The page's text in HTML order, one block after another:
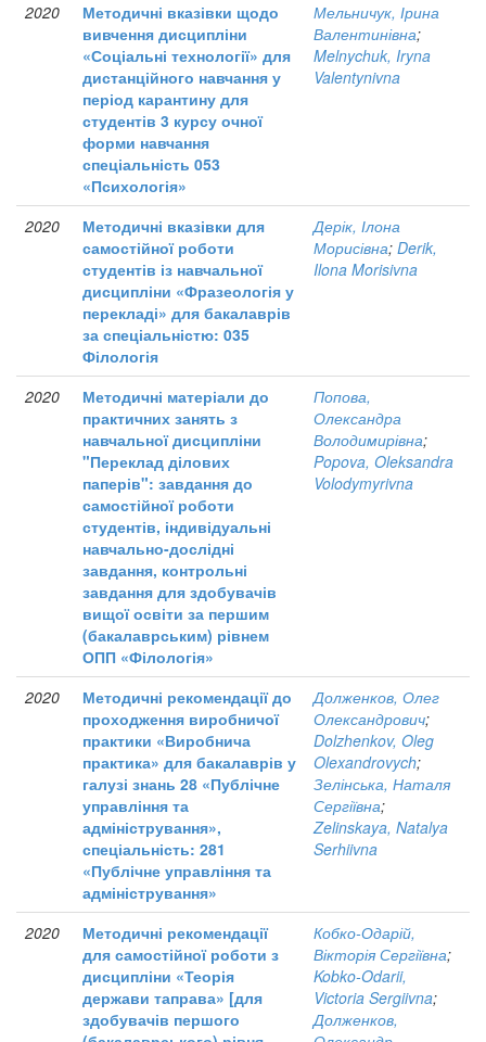
2020
Методичні вказівки щодо
вивчення дисципліни
«Соціальні технології» для
дистанційного навчання у
період карантину для
студентів 3 курсу очної
форми навчання
спеціальність 053
«Психологія»
Мельничук, Ірина
Валентинівна;
Melnychuk, Iryna
Valentynivna
2020
Методичні вказівки для
самостійної роботи
студентів із навчальної
дисципліни «Фразеологія у
перекладі» для бакалаврів
за спеціальністю: 035
Філологія
Дерік, Ілона
Морисівна; Derik,
Ilona Morisivna
2020
Методичні матеріали до
практичних занять з
навчальної дисципліни
"Переклад ділових
паперів": завдання до
самостійної роботи
студентів, індивідуальні
навчально-дослідні
завдання, контрольні
завдання для здобувачів
вищої освіти за першим
(бакалаврським) рівнем
ОПП «Філологія»
Попова,
Олександра
Володимирівна;
Popova, Oleksandra
Volodymyrivna
2020
Методичні рекомендації до
проходження виробничої
практики «Виробнича
практика» для бакалаврів у
галузі знань 28 «Публічне
управління та
адміністрування»,
спеціальність: 281
«Публічне управління та
адміністрування»
Долженков, Олег
Олександрович;
Dolzhenkov, Oleg
Olexandrovych;
Зелінська, Наталя
Сергіївна;
Zelinskaya, Natalya
Serhiivna
2020
Методичні рекомендації
для самостійної роботи з
дисципліни «Теорія
держави таправа» [для
здобувачів першого
Кобко-Одарій,
Вікторія Сергіївна;
Kobko-Odarii,
Victoria Sergiivna;
Долженков,